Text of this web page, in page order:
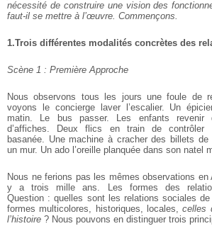
nécessité de construire une vision des
faut-il se mettre à l’œuvre. Commençons.
1.Trois différentes modalités concrètes des
Scène 1 : Première Approche
Nous observons tous les jours une foule de
voyons le concierge laver l’escalier. Un
matin. Le bus passer. Les enfants revenir
d’affiches. Deux flics en train de contrôler
basanée. Une machine à cracher des billets de
un mur. Un ado l’oreille planquée dans son natel
Nous ne ferions pas les mêmes observations en
y a trois mille ans. Les formes des
Question : quelles sont les relations sociales
formes multicolores, historiques, locales,celles
l’histoire ? Nous pouvons en distinguer trois